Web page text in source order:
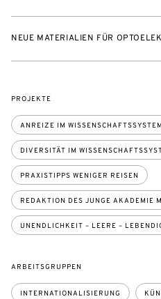
NEUE MATERIALIEN FÜR
PROJEKTE
ANREIZE IM WISSENSCHAFTSSYSTEM
DIVERSITÄT IM
PRAXISTIPPS WENIGER REISEN
REDAKTION DES JUNGE AKADEMIE
UNENDLICHKEIT – LEERE –
ARBEITSGRUPPEN
INTERNATIONALISIERUNG